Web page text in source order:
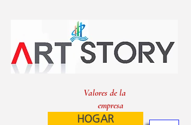
Valores de la
empresa
HOGAR